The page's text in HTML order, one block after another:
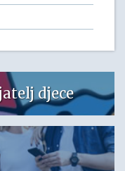
djece